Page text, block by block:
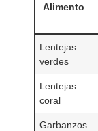
Alimento
Lentejas
verdes
Lentejas
coral
Garbanzos